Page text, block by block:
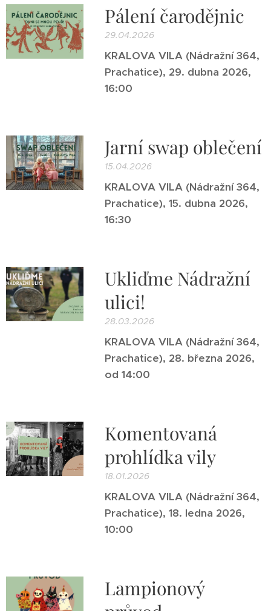
Pálení čarodějnic
29.04.2026
KRALOVA VILA (Nádražní 364,
Prachatice), 29. dubna 2026,
16:00
Jarní swap oblečení
15.04.2026
KRALOVA VILA (Nádražní 364,
Prachatice), 15. dubna 2026,
16:30
Ukliďme Nádražní
ulici!
28.03.2026
KRALOVA VILA (Nádražní 364,
Prachatice), 28. března 2026,
od 14:00
Komentovaná
prohlídka vily
18.01.2026
KRALOVA VILA (Nádražní 364,
Prachatice), 18. ledna 2026,
10:00
Lampionový